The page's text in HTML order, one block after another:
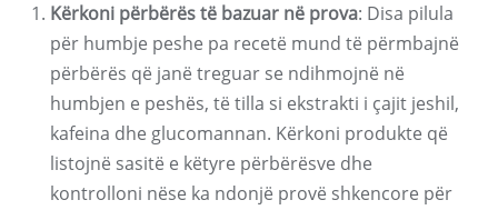
Kërkoni përbërës të bazuar në prova: Disa pilula
për humbje peshe pa recetë mund të përmbajnë
përbërës që janë treguar se ndihmojnë në
humbjen e peshës, të tilla si ekstrakti i çajit jeshil,
kafeina dhe glucomannan. Kërkoni produkte që
listojnë sasitë e këtyre përbërësve dhe
kontrolloni nëse ka ndonjë provë shkencore për